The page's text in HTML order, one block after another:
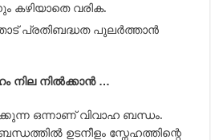
കഴിയാതെ വരിക.
പ്രതിബദ്ധത പുലര്‍ത്താന്‍
നില നില്‍ക്കാന്‍ …
ഒന്നാണ് വിവാഹ ബന്ധം.
ഉടനീളം സ്നേഹത്തിന്റെ